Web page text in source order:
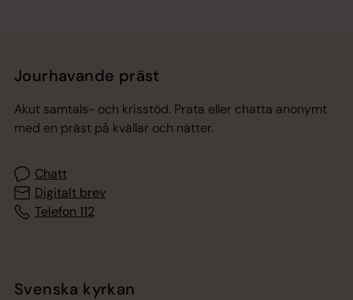
Jourhavande präst
Akut samtals- och krisstöd. Prata eller chatta anonymt
med en präst på kvällar och nätter.
Chatt
Digitalt brev
Telefon 112
Svenska kyrkan